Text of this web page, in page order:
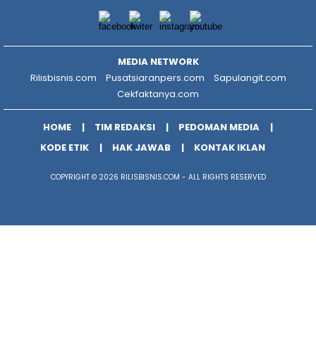
MEDIA NETWORK
Rilisbisnis.com
Pusatsiaranpers.com
Sapulangit.com
Cekfaktanya.com
HOME TIM REDAKSI
PEDOMAN MEDIA
KODE ETIK
HAK JAWAB KONTAK IKLAN
COPYRIGHT © 2026 RILISBISNIS.COM - ALL RIGHTS RESERVED